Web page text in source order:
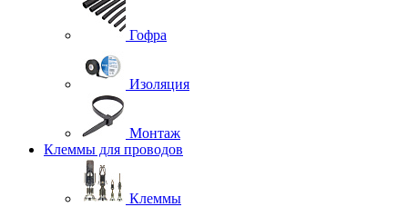
Гофра
Изоляция
Монтаж
Клеммы для проводов
Клеммы